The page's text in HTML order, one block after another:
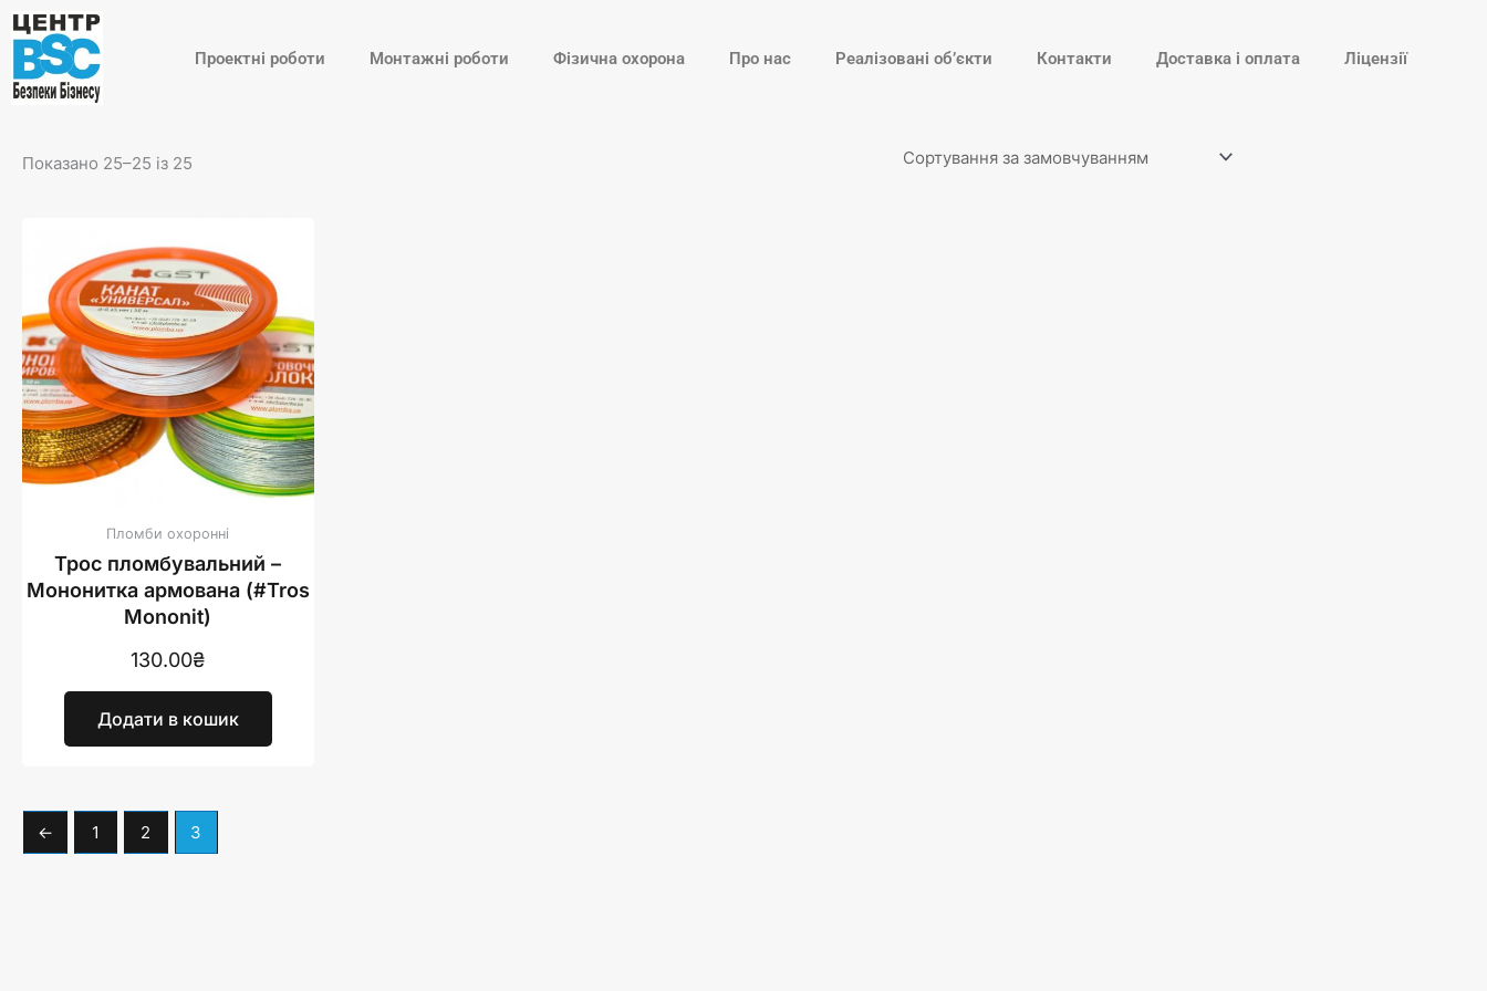
Перейти
до
вмісту
Проектні роботи Монтажні роботи Фізична охорона Про нас Реалізовані об’єкти Контакти Доставка і оплата Ліцензії
Показано 25–25 із 25
Пломби охоронні
Трос пломбувальний –
Мононитка армована (#Tros
Mononit)
130.00₴
Додати в кошик
← 1 2 3